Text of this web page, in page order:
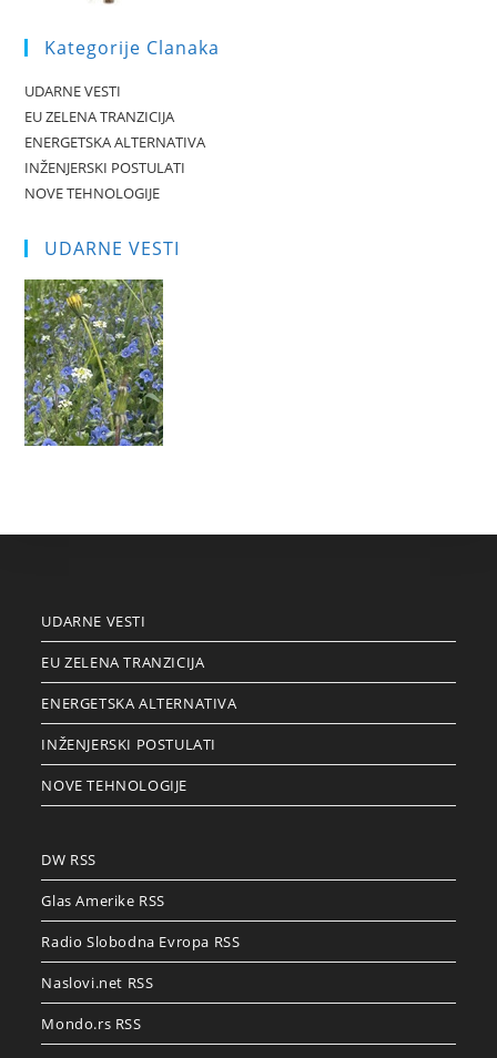
Kategorije Clanaka
UDARNE VESTI
EU ZELENA TRANZICIJA
ENERGETSKA ALTERNATIVA
INŽENJERSKI POSTULATI
NOVE TEHNOLOGIJE
UDARNE VESTI
UDARNE VESTI
EU ZELENA TRANZICIJA
ENERGETSKA ALTERNATIVA
INŽENJERSKI POSTULATI
NOVE TEHNOLOGIJE
DW RSS
Glas Amerike RSS
Radio Slobodna Evropa RSS
Naslovi.net RSS
Mondo.rs RSS